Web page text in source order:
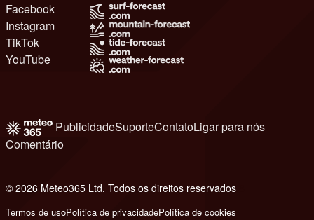
Facebook
Instagram
TikTok
YouTube
PublicidadeSuporteContatoLigar para nós
Comentário
© 2026 Meteo365 Ltd. Todos os direitos reservados
Termos de usoPolítica de privacidadePolítica de cookies